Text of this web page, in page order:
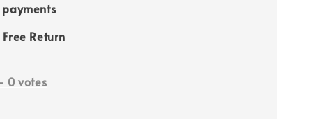
payments
Return
0 votes